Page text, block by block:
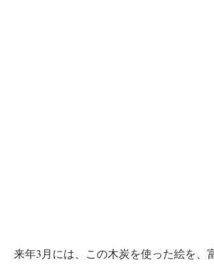
来年3月には、この木炭を使った絵を、